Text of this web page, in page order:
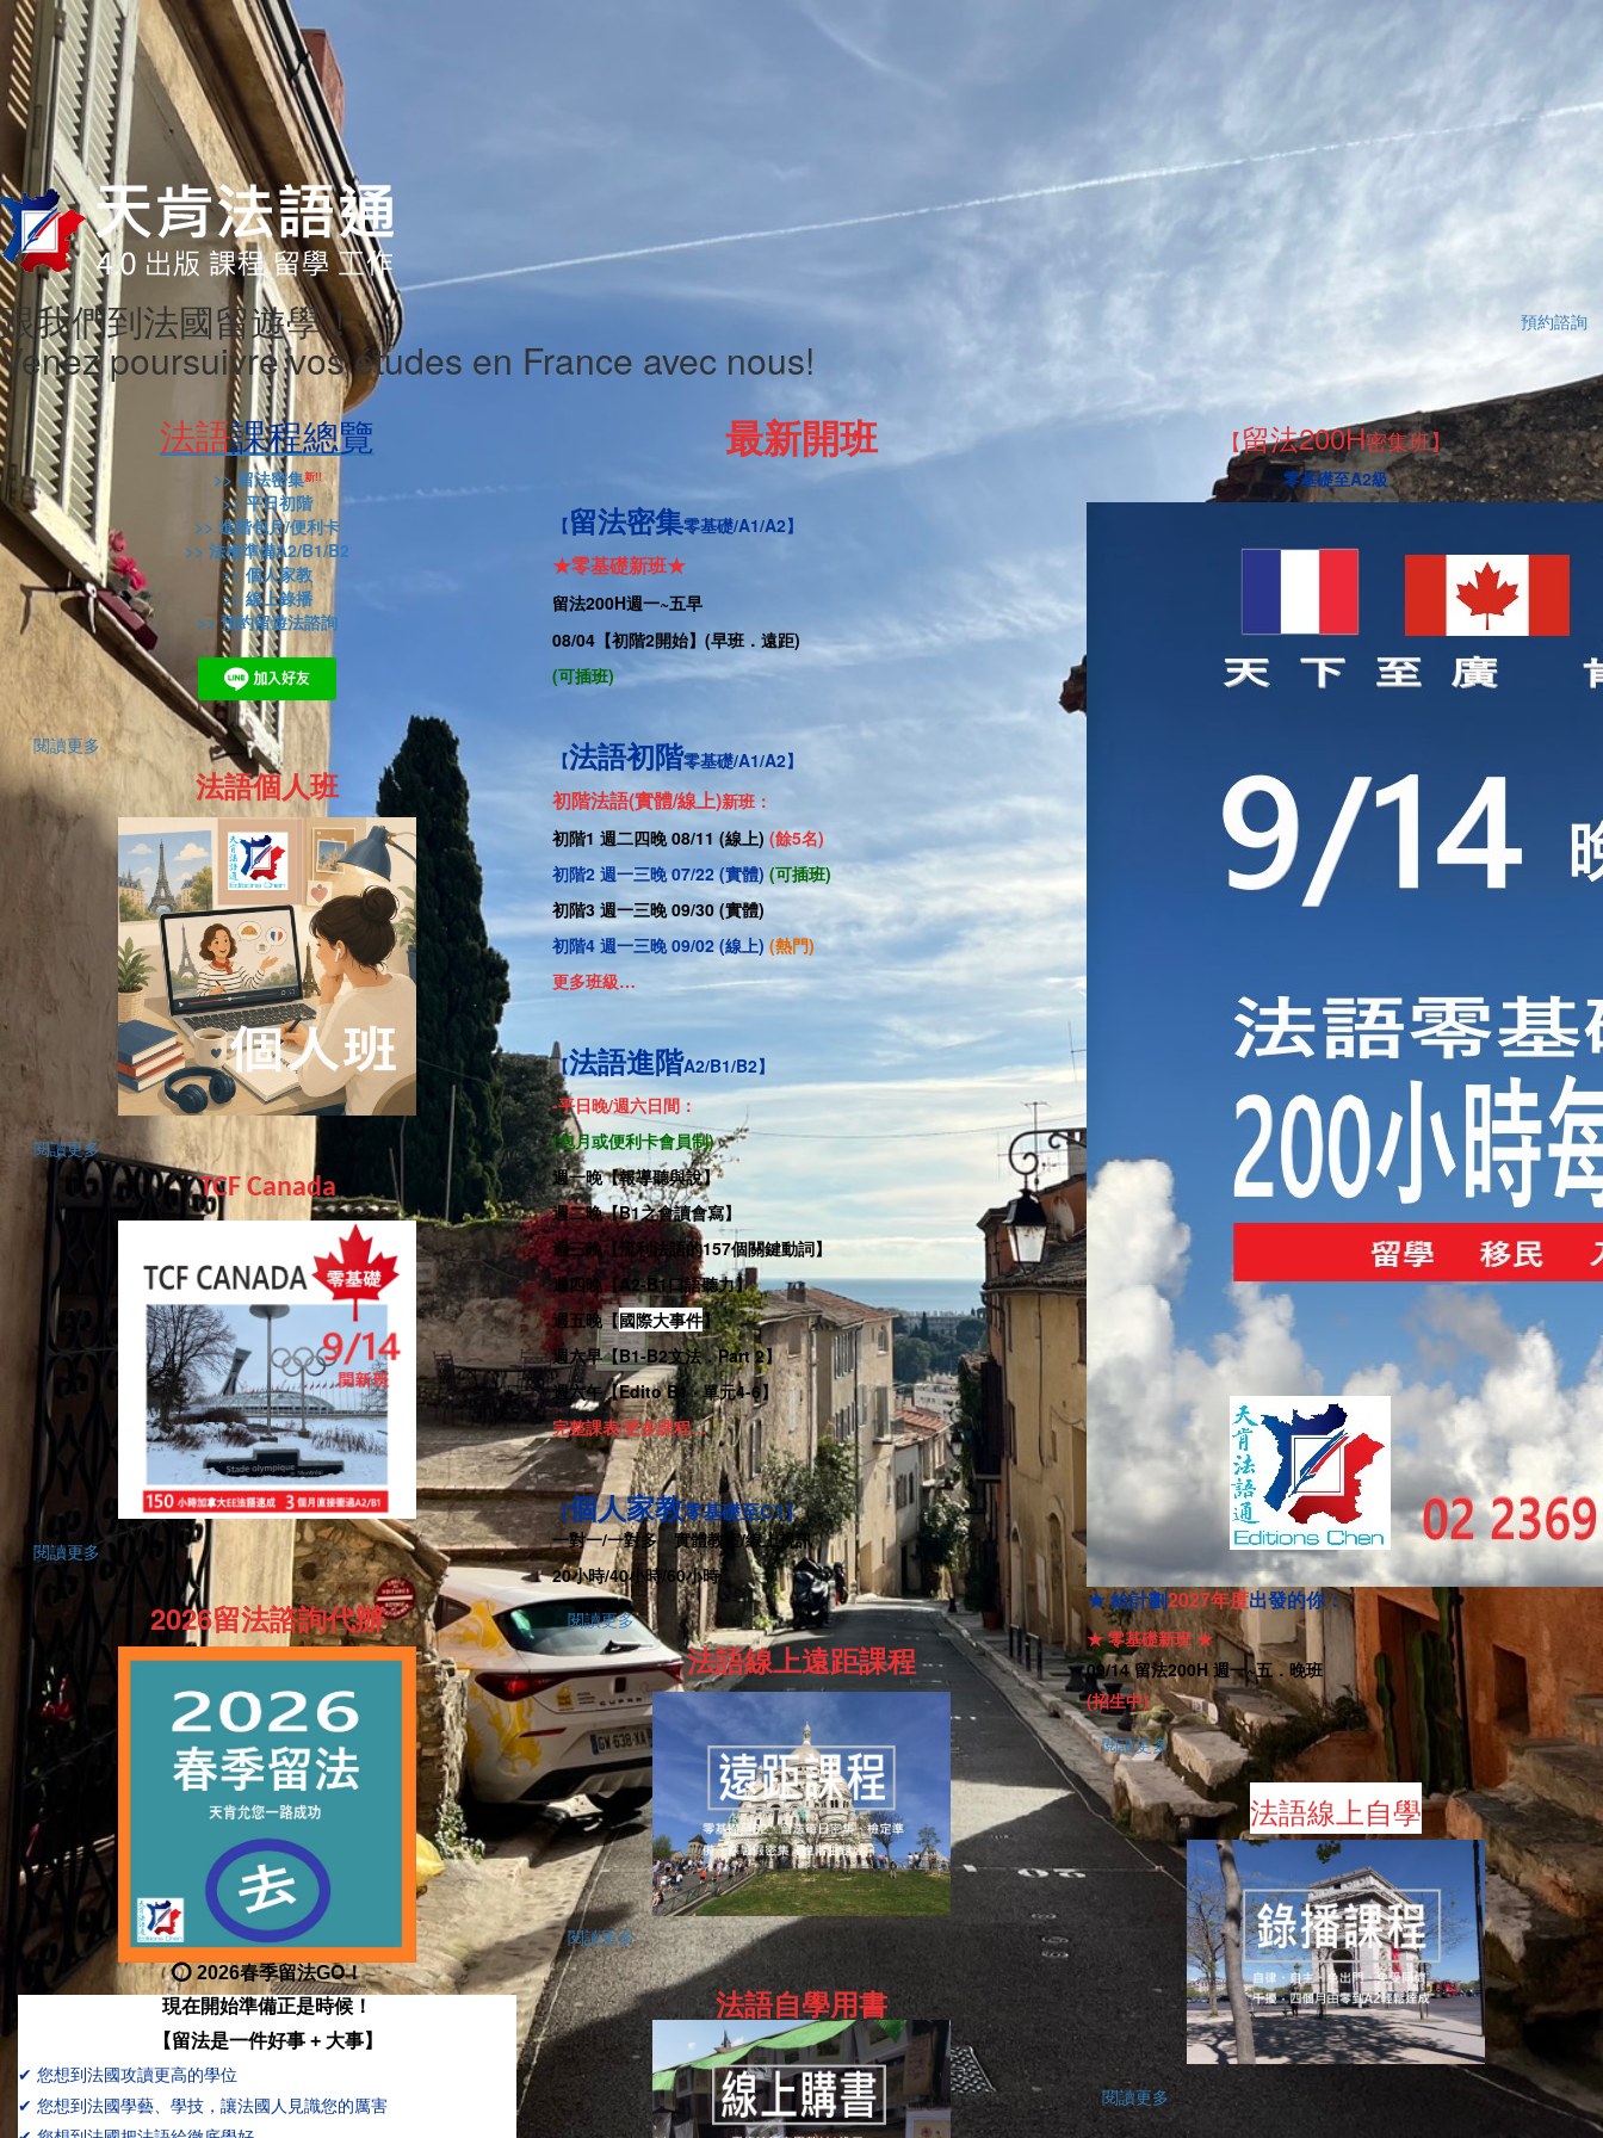
預約諮詢
跟我們到法國留遊學！
Venez poursuivre vos études en France avec nous!
法語課程總覽
>> 留法密集新!!
>> 平日初階
>> 進階包月/便利卡
>> 法檢準備A2/B1/B2
>> 個人家教
>> 線上錄播
>> 預約留遊法諮詢
閱讀更多
最新開班
【留法密集零基礎/A1/A2】
★零基礎新班★
留法200H週一~五早
08/04 【初階2開始】(早班．遠距)
(可插班)
【法語初階零基礎/A1/A2】
初階法語(實體/線上)新班：
初階1 週二四晚 08/11 (線上) (餘5名)
初階2 週一三晚 07/22 (實體) (可插班)
初階3 週一三晚 09/30 (實體)
初階4 週一三晚 09/02 (線上) (熱門)
更多班級…
【法語進階A2/B1/B2】
-平日晚/週六日間 ：
(包月或便利卡會員制)
週一晚【報導聽與說】
週二晚【B1之會讀會寫】
週三晚【流利法語的157個關鍵動詞】
週四晚【A2-B1口語聽力】
週五晚【國際大事件】
週六早【B1-B2文法．Part 2】
週六午【Edito B1 ‧ 單元4-6】
完整課表/更多課程…
【個人家教零基礎至C1】
一對一/一對多． 實體教室/線上視訊
20小時/40小時/60小時
閱讀更多
【留法200H密集班】
零基礎至A2級
★ 給計劃2027年度出發的你：
★零基礎新班 ★
09/14留法200H週一~五．晚班
(招生中)
閱讀更多
法語個人班
閱讀更多
TCF Canada
閱讀更多
2026留法諮詢代辦
⭕ 2026春季留法GO！
現在開始準備正是時候！
【留法是一件好事 + 大事】
✔ 您想到法國攻讀更高的學位
✔ 您想到法國學藝、學技，讓法國人見識您的厲害
法語線上遠距課程
閱讀更多
法語線上自學
閱讀更多
法語自學用書